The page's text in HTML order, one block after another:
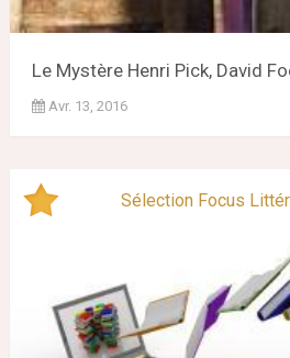
Le Mystère Henri Pick, David
Avr. 13, 2016
Sélection Focus